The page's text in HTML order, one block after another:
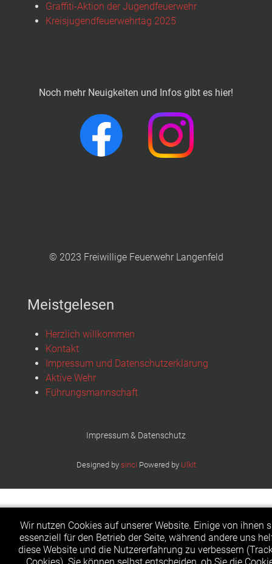
Graffiti-Aktion der Jugendfeuerwehr
Kreisjugendfeuerwehrtag 2025
Noch mehr Neuigkeiten und Infos gibt es hier!
© 2023 Freiwillige Feuerwehr Langenfeld
Meistgelesen
Herzlich willkommen
Kontakt
Impressum und Datenschutzerklärung
Aktive Wehr
Führungsmannschaft
Impressum & Datenschutz
Designed by sinci Powered by Ulkit
Wir nutzen Cookies auf unserer Website. Einige von ihnen
essenziell für den Betrieb der Seite, während andere uns
diese Website und die Nutzererfahrung zu verbessern